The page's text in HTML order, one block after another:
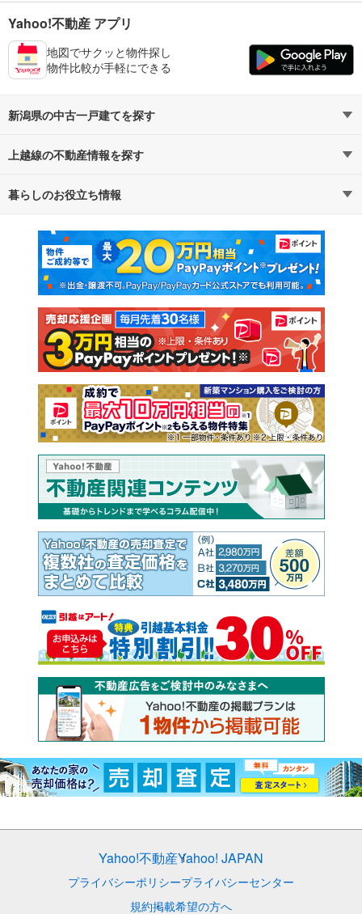
Yahoo!不動産 アプリ
地図でサクッと物件探し
物件比較が手軽にできる
新潟県の中古一戸建てを探す
路線・駅から探す
通勤・通学時間から探す
上越線の不動産情報を探す
不動産・住宅
新築マンション 中古マンション
新築一戸建て 中古一戸建て
注文住宅 土地
売却査定
暮らしのお役立ち情報
マンションカタログ 教えて！住まいの先生
Yahoo!不動産Yahoo! JAPAN
プライバシーポリシープライバシーセンター
規約掲載希望の方へ